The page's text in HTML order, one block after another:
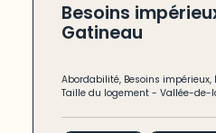
Besoins
Gatineau
Abordabilité, Besoins impérieux,
Taille du logement- Vallée-de-